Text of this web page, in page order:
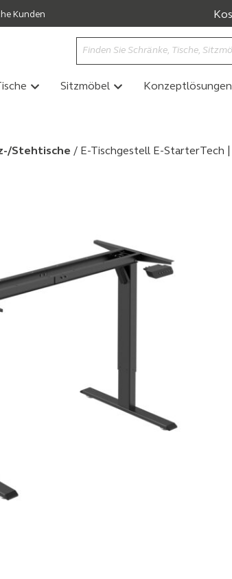
Kunden
Sitzmöbel Konzeptlösungen
Stehtische / E-Tischgestell E-StarterTech